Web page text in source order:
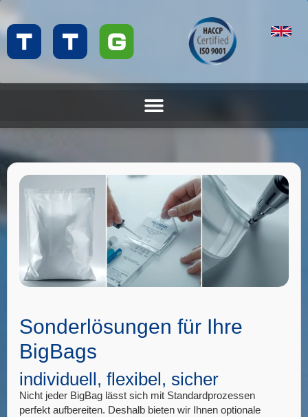
Sonderlösungen für Ihre
BigBags
individuell, flexibel, sicher
Nicht jeder BigBag lässt sich mit Standardprozessen
perfekt aufbereiten. Deshalb bieten wir Ihnenoptionale